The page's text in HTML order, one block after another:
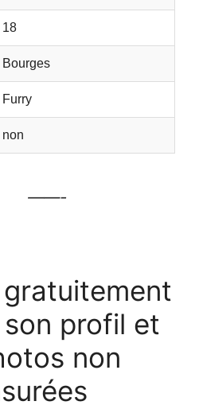
18
Bourges
Furry
non
——-
profil et
non